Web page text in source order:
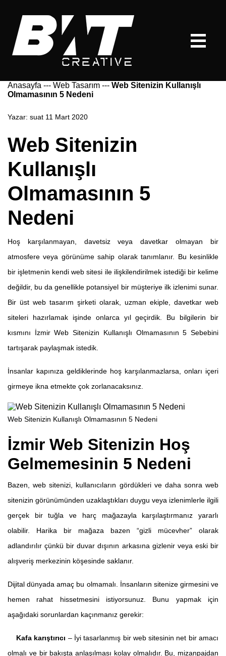
Anasayfa --- Web Tasarım --- Web Sitenizin Kullanışlı
Olmamasının 5 Nedeni
Yazar: suat 11 Mart 2020
Web Sitenizin
Kullanışlı
Olmamasının 5
Nedeni
Hoş karşılanmayan, davetsiz veya davetkar olmayan bir
atmosfere veya görünüme sahip olarak tanımlanır. Bu kesinlikle
bir işletmenin kendi web sitesi ile ilişkilendirilmek istediği bir kelime
değildir, bu da genellikle potansiyel bir müşteriye ilk izlenimi sunar.
Bir üst web tasarım şirketi olarak, uzman ekiple, davetkar web
siteleri hazırlamak işinde onlarca yıl geçirdik. Bu bilgilerin bir
kısmını İzmir Web Sitenizin Kullanışlı Olmamasının 5 Sebebini
tartışarak paylaşmak istedik.
İnsanlar kapınıza geldiklerinde hoş karşılanmazlarsa, onları içeri
girmeye ikna etmekte çok zorlanacaksınız.
Web Sitenizin Kullanışlı Olmamasının 5 Nedeni
İzmir Web Sitenizin Hoş
Gelmemesinin 5 Nedeni
Bazen, web sitenizi, kullanıcıların gördükleri ve daha sonra web
sitenizin görünümünden uzaklaştıkları duygu veya izlenimlerle ilgili
gerçek bir tuğla ve harç mağazayla karşılaştırmanız yararlı
olabilir. Harika bir mağaza bazen “gizli mücevher” olarak
adlandırılır çünkü bir duvar dışının arkasına gizlenir veya eski bir
alışveriş merkezinin köşesinde saklanır.
Dijital dünyada amaç bu olmamalı. İnsanların sitenize girmesini ve
hemen rahat hissetmesini istiyorsunuz. Bunu yapmak için
aşağıdaki sorunlardan kaçınmanız gerekir:
Kafa karıştırıcı – İyi tasarlanmış bir web sitesinin net bir amacı
olmalı ve bir bakışta anlaşılması kolay olmalıdır. Bu, mizanpajdan